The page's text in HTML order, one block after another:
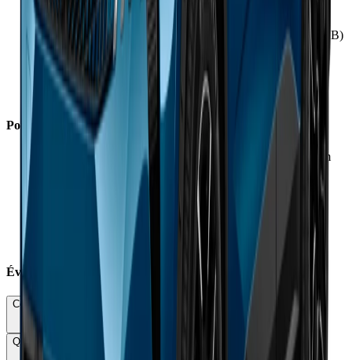
✓
Présentation intérieure spectaculaire et finition soignée
✓
Confort remarquable avec insonorisation excellente (68 dB)
✓Sièges AGR très accueillants avec maintien ajustable
✓Version Dual Motor nettement plus dynamique
Coffre spacieux de 520 litres avec plancher modulable
Garantie constructeur de 8 ans très rassurante
Points Faibles
Autonomie réelle décevante : 350-420 km vs 490-527 km
Recharge rapide très lente : 40 min pour 10-80%
Poids excessif de 2,2 tonnes limitant performances
Habitabilité arrière limitée malgré dimensions généreuses
Système multimédia instable avec bugs fréquents
Prix élevé dès 53 990 € sans bonus écologique
Évaluations Détaillées
Conduite & Maniabilité
Qualité & Finition